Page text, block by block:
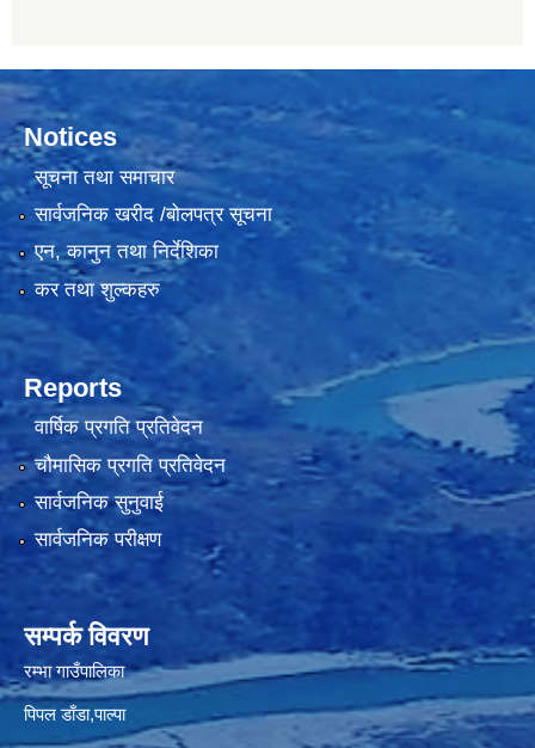
Notices
सूचना तथा समाचार
सार्वजनिक खरीद /बोलपत्र सूचना
एन, कानुन तथा निर्देशिका
कर तथा शुल्कहरु
Reports
वार्षिक प्रगति प्रतिवेदन
चौमासिक प्रगति प्रतिवेदन
सार्वजनिक सुनुवाई
सार्वजनिक परीक्षण
सम्पर्क विवरण
रम्भा गाउँपालिका
पिपल डाँडा,पाल्पा